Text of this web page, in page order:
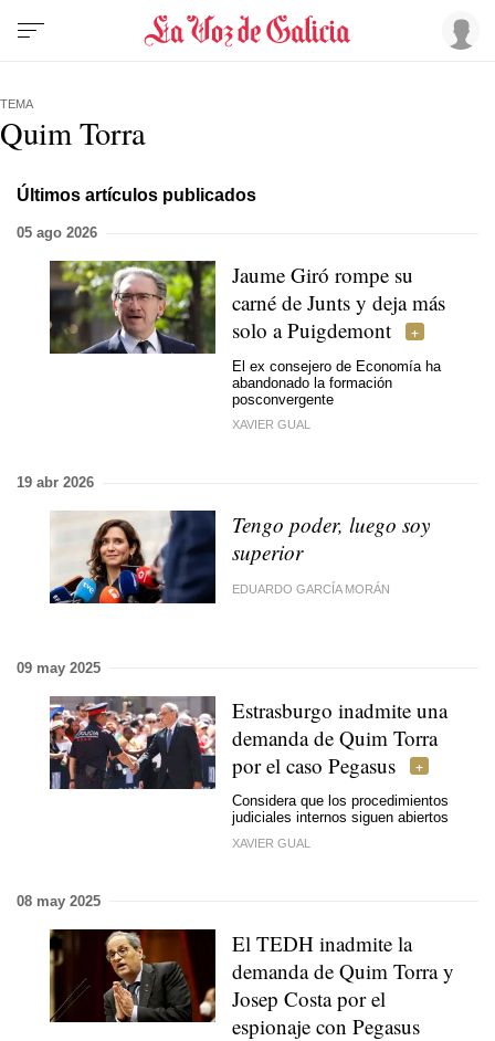
TEMA
Quim Torra
Últimos artículos publicados
05 ago 2026
Jaume Giró rompe su
carné de Junts y deja más
solo a Puigdemont
El ex consejero de Economía ha
abandonado la formación
posconvergente
XAVIER GUAL
19 abr 2026
Tengo poder, luego soy
superior
EDUARDO GARCÍA MORÁN
09 may 2025
Estrasburgo inadmite una
demanda de Quim Torra
por el caso Pegasus
Considera que los procedimientos
judiciales internos siguen abiertos
XAVIER GUAL
08 may 2025
El TEDH inadmite la
demanda de Quim Torra y
Josep Costa por el
espionaje con Pegasus